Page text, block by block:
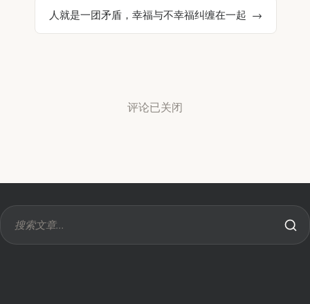
人就是一团矛盾，幸福与不幸福纠缠在一起
评论已关闭